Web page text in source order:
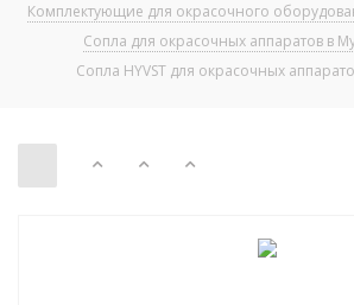
Комплектующие для окрасочного
Сопла для окрасочных аппаратов в
Сопла HYVST для окрасочных